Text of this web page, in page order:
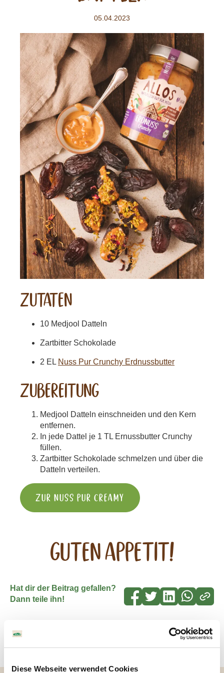
Diese Webseite verwendet Cookies
05.04.2023
zutaten
10 Medjool Datteln
Zartbitter Schokolade
2 EL Nuss Pur Crunchy Erdnussbutter
ZUBEREITUNG
Medjool Datteln einschneiden und den Kern
entfernen.
In jede Dattel je 1 TL Ernussbutter Crunchy
füllen.
Zartbitter Schokolade schmelzen und über die
Datteln verteilen.
Zur Nuss Pur Creamy
Guten Appetit!
Hat dir der Beitrag gefallen?
Dann teile ihn!